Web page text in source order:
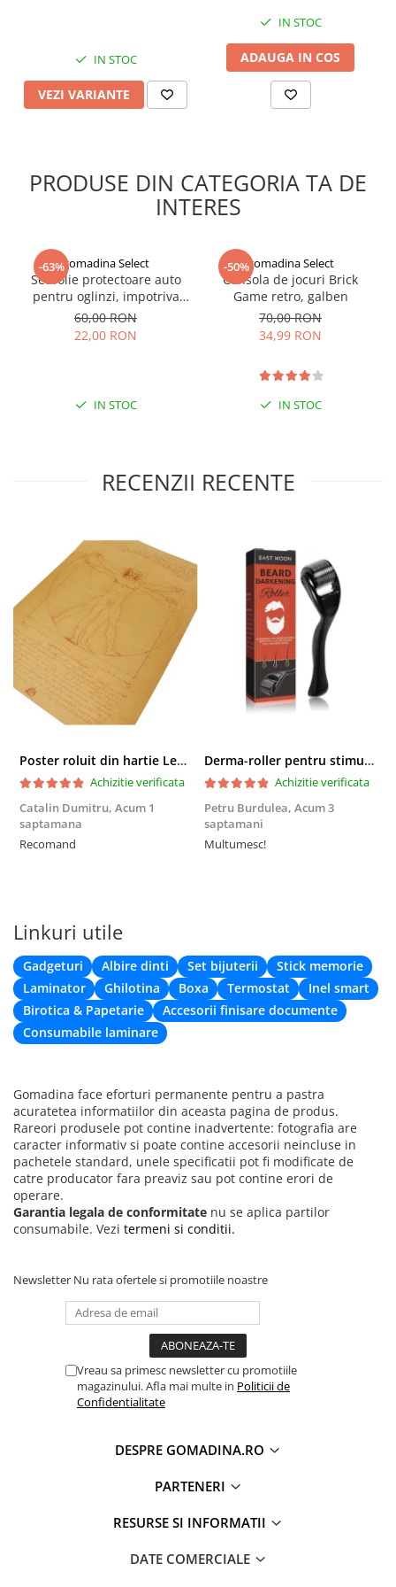
Laminatoare documente
Produse digitale (download)
IN STOC
VEZI VARIANTE
IN STOC
ADAUGA IN COS
PRODUSE DIN CATEGORIA TA DE
INTERES
-63%gomadina Select
Set folie protectoare auto
pentru oglinzi, impotriva
apei si aburului, Film
Protect
60,00 RON
22,00 RON
IN STOC
-50%gomadina Select
Consola de jocuri Brick
Game retro, galben
70,00 RON
34,99 RON
IN STOC
RECENZII RECENTE
Poster roluit din hartie Leonardo Da Vinci, Vitruvian Man, vintage, 51x35 cm
Achizitie verificata
Catalin Dumitru, Acum 1
saptamana
Recomand
Derma-roller pentru stimularea cresterii parului, scalp si barba, Beard Roller
Achizitie verificata
Petru Burdulea, Acum 3
saptamani
Multumesc!
Linkuri utile
Gadgeturi Albire dinti Set bijuterii
Stick memorie
Laminator
Ghilotina Boxa Termostat
Inel smart
Birotica & Papetarie
Accesorii finisare documente
Consumabile laminare
Gomadina face eforturi permanente pentru a pastra
acuratetea informatiilor din aceasta pagina de produs.
Rareori produsele pot contine inadvertente: fotografia are
caracter informativ si poate contine accesorii neincluse in
pachetele standard, unele specificatii pot fi modificate de
catre producator fara preaviz sau pot contine erori de
operare.
Garantia legala de conformitate nu se aplica partilor
consumabile. Vezi termeni si conditii.
Newsletter Nu rata ofertele si promotiile noastre
Vreau sa primesc newsletter cu promotiile
magazinului. Afla mai multe in Politicii de
Confidentialitate
DESPRE GOMADINA.RO
PARTENERI
RESURSE SI INFORMATII
DATE COMERCIALE